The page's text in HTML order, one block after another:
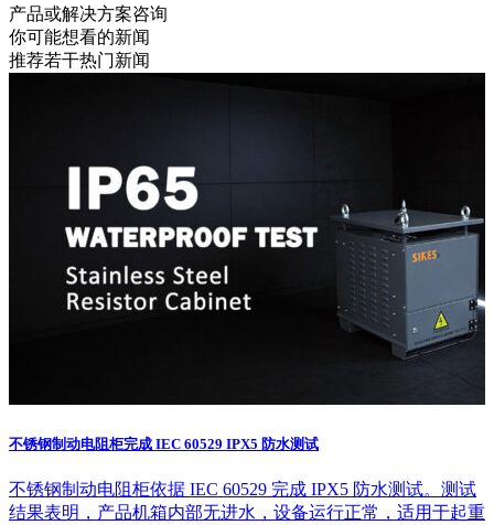
产品或解决方案咨询
你可能想看的新闻
推荐若干热门新闻
不锈钢制动电阻柜完成 IEC 60529 IPX5 防水测试
不锈钢制动电阻柜依据 IEC 60529 完成 IPX5 防水测试。测试
结果表明，产品机箱内部无进水，设备运行正常，适用于起重